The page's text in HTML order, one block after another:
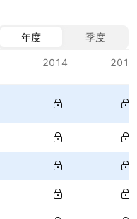
年度
季度
2014 2015